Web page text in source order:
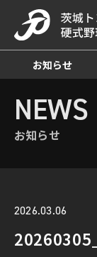
お知らせ
NEWS
お知らせ
2026.03.06